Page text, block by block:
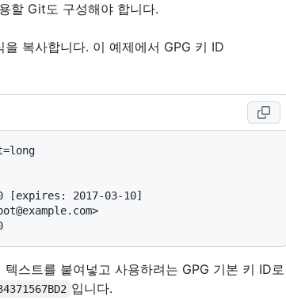
할 Git도 구성해야 합니다.
복사합니다. 이 예제에서 GPG 키 ID
[expires: 2017-03-10]
스트를 붙여넣고 사용하려는 GPG 기본 키 ID로
입니다.